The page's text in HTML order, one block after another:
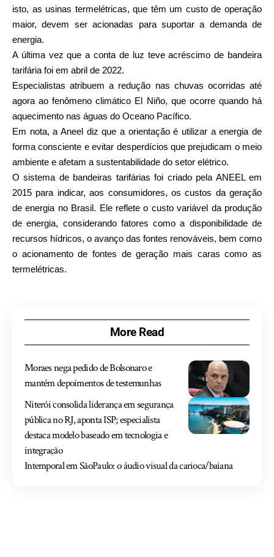
isto, as usinas termelétricas, que têm um custo de operação
maior, devem ser acionadas para suportar a demanda de
energia.
A última vez que a conta de luz teve acréscimo de bandeira
tarifária foi em abril de 2022.
Especialistas atribuem a redução nas chuvas ocorridas até
agora ao fenômeno climático El Niño, que ocorre quando há
aquecimento nas águas do Oceano Pacífico.
Em nota, a Aneel diz que a orientação é utilizar a energia de
forma consciente e evitar desperdícios que prejudicam o meio
ambiente e afetam a sustentabilidade do setor elétrico.
O sistema de bandeiras tarifárias foi criado pela ANEEL em
2015 para indicar, aos consumidores, os custos da geração
de energia no Brasil. Ele reflete o custo variável da produção
de energia, considerando fatores como a disponibilidade de
recursos hídricos, o avanço das fontes renováveis, bem como
o acionamento de fontes de geração mais caras como as
termelétricas.
More Read
Moraes nega pedido de Bolsonaro e
mantém depoimentos de testemunhas
Niterói consolida liderança em segurança
pública no RJ, aponta ISP; especialista
destaca modelo baseado em tecnologia e
integração
Intemporal em SãoPaulo: o áudio visual da carioca/baiana